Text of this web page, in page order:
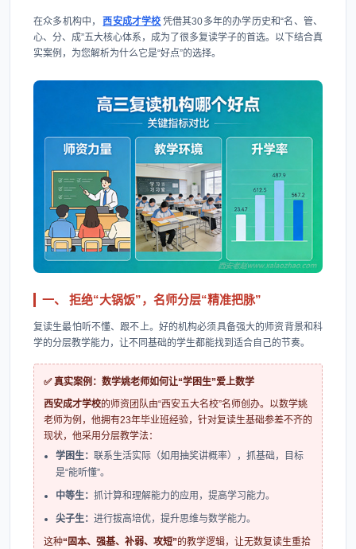
在众多机构中， 西安成才学校 凭借其30多年的办学历史和“名、管、
心、分、成”五大核心体系，成为了很多复读学子的首选。以下结合真
实案例，为您解析为什么它是“好点”的选择。
一、 拒绝“大锅饭”，名师分层“精准把脉”
复读生最怕听不懂、跟不上。好的机构必须具备强大的师资背景和科
学的分层教学能力，让不同基础的学生都能找到适合自己的节奏。
✅ 真实案例：数学姚老师如何让“学困生”爱上数学
西安成才学校的师资团队由“西安五大名校”名师创办。以数学姚
老师为例，他拥有23年毕业班经验，针对复读生基础参差不齐的
现状，他采用分层教学法：
学困生： 联系生活实际（如用抽奖讲概率），抓基础，目标
是“能听懂”。
中等生： 抓计算和理解能力的应用，提高学习能力。
尖子生： 进行拔高培优，提升思维与数学能力。
这种“固本、强基、补弱、攻短”的教学逻辑，让无数复读生重拾